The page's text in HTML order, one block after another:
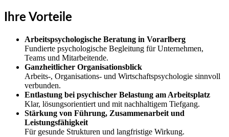
Ihre Vorteile
Arbeitspsychologische Beratung in Vorarlberg
Fundierte psychologische Begleitung für Unternehmen,
Teams und Mitarbeitende.
Ganzheitlicher Organisationsblick
Arbeits-, Organisations- und Wirtschaftspsychologie sinnvoll
verbunden.
Entlastung bei psychischer Belastung am Arbeitsplatz
Klar, lösungsorientiert und mit nachhaltigem Tiefgang.
Stärkung von Führung, Zusammenarbeit und
Leistungsfähigkeit
Für gesunde Strukturen und langfristige Wirkung.